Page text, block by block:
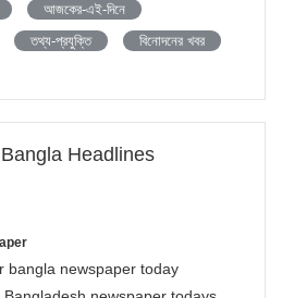
আজকের-এই-দিনে
তথ্য-প্রযুক্তি
বিনোদনের খবর
Bangla Headlines
bangla newspaper today